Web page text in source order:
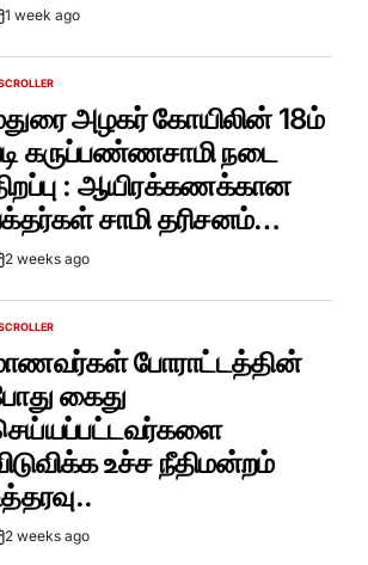
1 week ago
அழகர் கோயிலின் 18ம்
கருப்பண்ணசாமி நடை
: ஆயிரக்கணக்கான
சாமி தரிசனம்…
2 weeks ago
போராட்டத்தின்
கைது
உச்ச நீதிமன்றம்
2 weeks ago